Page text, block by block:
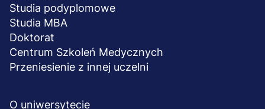
Studia podyplomowe
Studia MBA
Doktorat
Centrum Szkoleń Medycznych
Przeniesienie z innej uczelni
O uniwersytecie